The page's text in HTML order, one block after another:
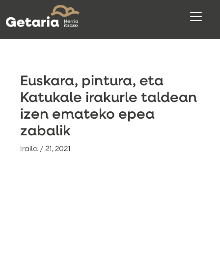
Euskara, pintura, eta
Katukale irakurle taldean
izen emateko epea
zabalik
Iraila / 21, 2021